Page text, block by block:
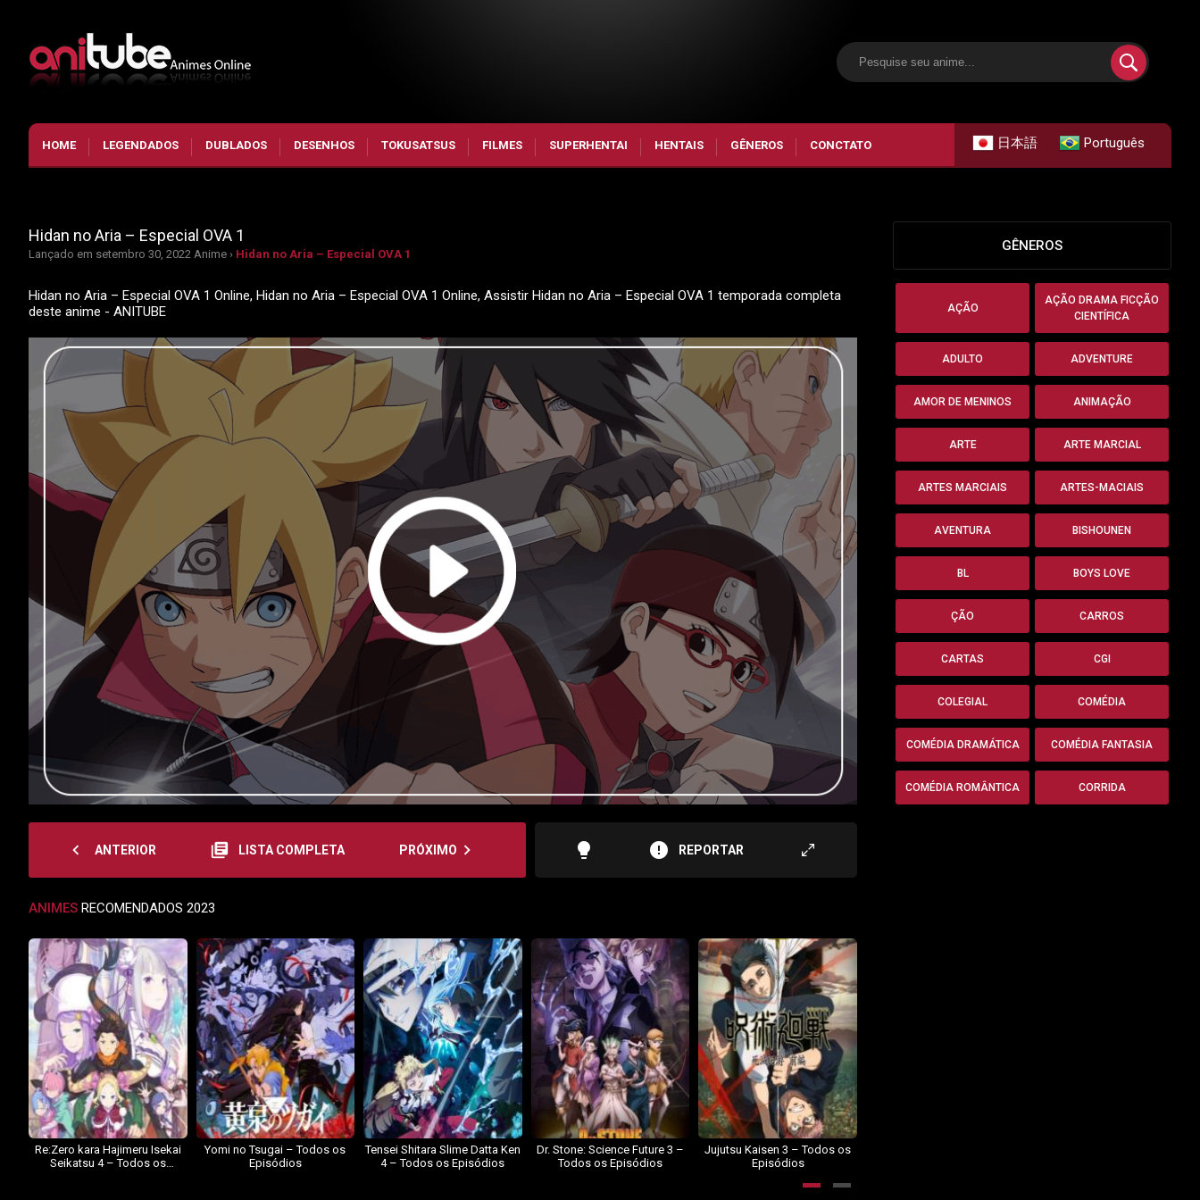
HOME LEGENDADOS DUBLADOS DESENHOS TOKUSATSUS FILMES SUPERHENTAI HENTAIS GÊNEROS CONCTATO 日本語 Português
Hidan no Aria – Especial OVA 1
Lançado em setembro 30, 2022 Anime › Hidan no Aria – Especial OVA 1
Hidan no Aria – Especial OVA 1 Online, Hidan no Aria – Especial OVA 1 Online, Assistir Hidan no Aria – Especial OVA 1 temporada completa
deste anime - ANITUBE
navigate_before ANTERIOR library_books LISTA COMPLETA PRÓXIMO navigate_next lightbulb error REPORTAR
ANIMES RECOMENDADOS 2023
Re:Zero kara Hajimeru Isekai
Seikatsu 4 – Todos os
Yomi no Tsugai – Todos os
Episódios
Tensei Shitara Slime Datta Ken
4 – Todos os Episódios
Dr. Stone: Science Future 3 –
Todos os Episódios
Jujutsu Kaisen 3 – Todos os
Episódios
GÊNEROS
AÇÃO
AÇÃO DRAMA FICÇÃO
CIENTÍFICA
ADULTO ADVENTURE
AMOR DE MENINOS ANIMAÇÃO
ARTE ARTE MARCIAL
ARTES MARCIAIS ARTES-MACIAIS
AVENTURA BISHOUNEN
BL BOYS LOVE
ÇÃO CARROS
CARTAS CGI
COLEGIAL COMÉDIA
COMÉDIA DRAMÁTICA COMÉDIA FANTASIA
COMÉDIA ROMÂNTICA CORRIDA